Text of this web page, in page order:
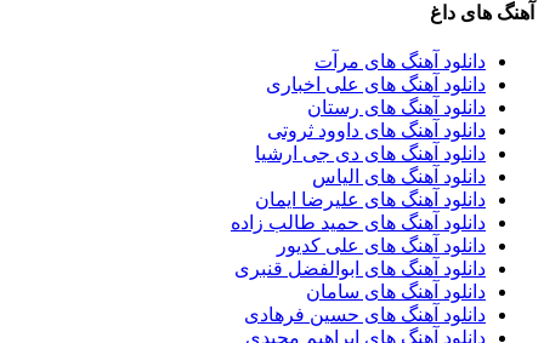
آهنگ های داغ
دانلود آهنگ های مرآت
دانلود آهنگ های علی اخباری
دانلود آهنگ های رستان
دانلود آهنگ های داوود ثروتی
دانلود آهنگ های دی جی ارشیا
دانلود آهنگ های الیاس
دانلود آهنگ های علیرضا ایمان
دانلود آهنگ های حمید طالب زاده
دانلود آهنگ های علی کدیور
دانلود آهنگ های ابوالفضل قنبری
دانلود آهنگ های سامان
دانلود آهنگ های حسین فرهادی
دانلود آهنگ های ابراهیم مجیدی